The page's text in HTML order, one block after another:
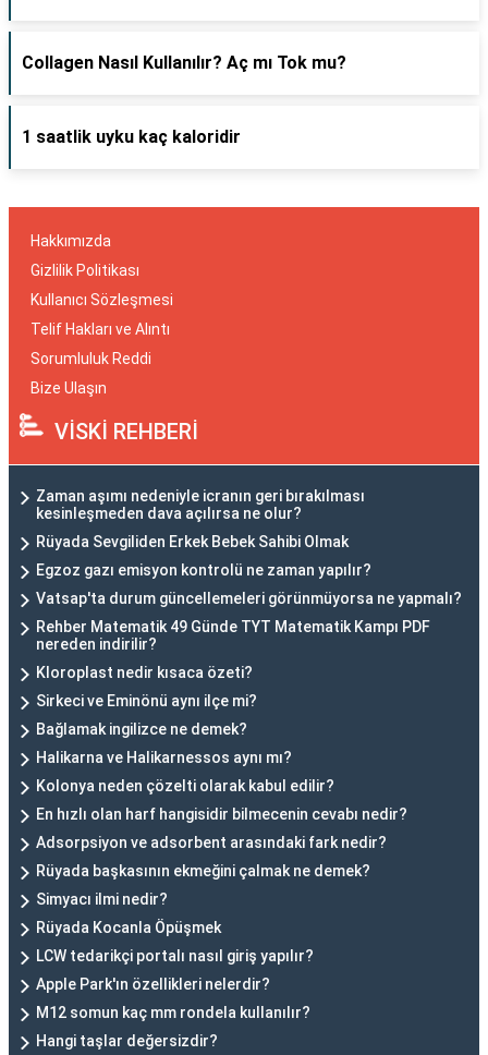
Collagen Nasıl Kullanılır? Aç mı Tok mu?
1 saatlik uyku kaç kaloridir
Hakkımızda
Gizlilik Politikası
Kullanıcı Sözleşmesi
Telif Hakları ve Alıntı
Sorumluluk Reddi
Bize Ulaşın
VİSKİ REHBERİ
Zaman aşımı nedeniyle icranın geri bırakılması
kesinleşmeden dava açılırsa ne olur?
Rüyada Sevgiliden Erkek Bebek Sahibi Olmak
Egzoz gazı emisyon kontrolü ne zaman yapılır?
Vatsap'ta durum güncellemeleri görünmüyorsa ne yapmalı?
Rehber Matematik 49 Günde TYT Matematik Kampı PDF
nereden indirilir?
Kloroplast nedir kısaca özeti?
Sirkeci ve Eminönü aynı ilçe mi?
Bağlamak ingilizce ne demek?
Halikarna ve Halikarnessos aynı mı?
Kolonya neden çözelti olarak kabul edilir?
En hızlı olan harf hangisidir bilmecenin cevabı nedir?
Adsorpsiyon ve adsorbent arasındaki fark nedir?
Rüyada başkasının ekmeğini çalmak ne demek?
Simyacı ilmi nedir?
Rüyada Kocanla Öpüşmek
LCW tedarikçi portalı nasıl giriş yapılır?
Apple Park'ın özellikleri nelerdir?
M12 somun kaç mm rondela kullanılır?
Hangi taşlar değersizdir?